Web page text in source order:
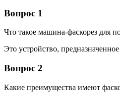
Вопрос 1
Что такое машина-фаскорез для
Это устройство,
Вопрос 2
Какие преимущества имеют